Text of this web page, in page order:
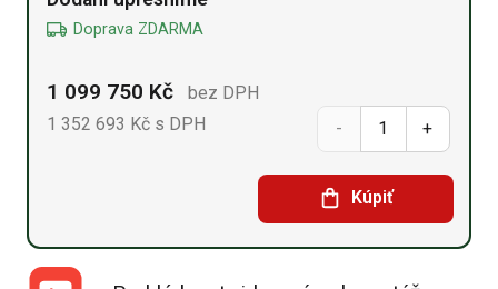
Sedlová
hala
21,35
Kúpiť
Doprava ZDARMA
1 099 750 Kč
bez DPH
1 352 693 Kč s DPH